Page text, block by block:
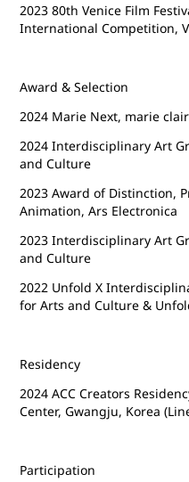
2023 80th Venice Film
International Competition,
Award & Selection
2024 Marie Next, marie
2024 Interdisciplinary Art
and Culture
2023 Award of Distinction,
Animation, Ars Electronica
2023 Interdisciplinary Art
and Culture
2022 Unfold X
for Arts and Culture &
Residency
2024 ACC Creators
Center, Gwangju, Korea
Participation